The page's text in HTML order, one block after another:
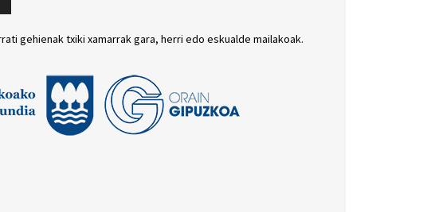
gehienak txiki xamarrak gara, herri edo eskualde mailakoak.